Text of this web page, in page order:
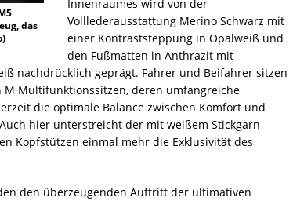
das
Innenraumes wird von der
Volllederausstattung Merino Schwarz mit
einer Kontraststeppung in Opalweiß und
den Fußmatten in Anthrazit mit
nachdrücklich geprägt. Fahrer und Beifahrer sitzen
M Multifunktionssitzen, deren umfangreiche
die optimale Balance zwischen Komfort und
hier unterstreicht der mit weißem Stickgarn
Kopfstützen einmal mehr die Exklusivität des
den überzeugenden Auftritt der ultimativen